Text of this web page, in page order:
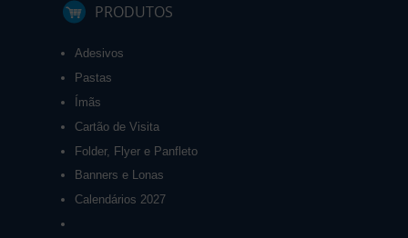
PRODUTOS
Adesivos
Pastas
Ímãs
Cartão de Visita
Folder, Flyer e Panfleto
Banners e Lonas
Calendários 2027